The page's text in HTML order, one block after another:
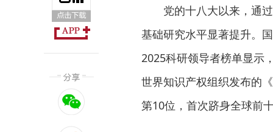
党的十八大以来，通过
基础研究水平显著提升。
2025科研领导者榜单显示
世界知识产权组织发布的
第10位，首次跻身全球前